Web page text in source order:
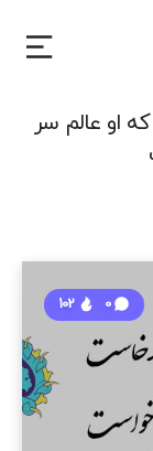
او عالم سر
0
102